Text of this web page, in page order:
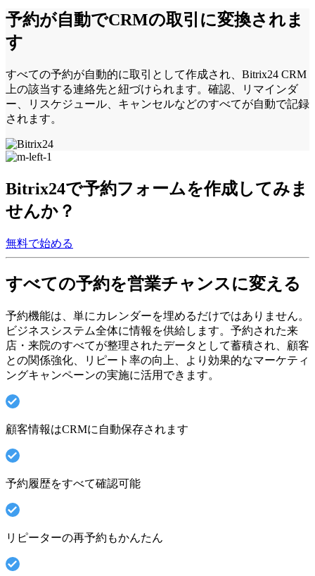
予約が自動でCRMの取引に変換されま
す
すべての予約が自動的に取引として作成され、Bitrix24 CRM
上の該当する連絡先と紐づけられます。確認、リマインダ
ー、リスケジュール、キャンセルなどのすべてが自動で記録
されます。
Bitrix24で予約フォームを作成してみま
せんか？
無料で始める
すべての予約を営業チャンスに変える
予約機能は、単にカレンダーを埋めるだけではありません。
ビジネスシステム全体に情報を供給します。予約された来
店・来院のすべてが整理されたデータとして蓄積され、顧客
との関係強化、リピート率の向上、より効果的なマーケティ
ングキャンペーンの実施に活用できます。
顧客情報はCRMに自動保存されます
予約履歴をすべて確認可能
リピーターの再予約もかんたん